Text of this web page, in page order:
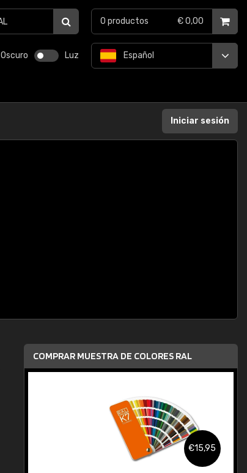
Oscuro Luz Español
0 productos € 0,00
Iniciar sesión
COMPRAR MUESTRA DE COLORES RAL
€15,95